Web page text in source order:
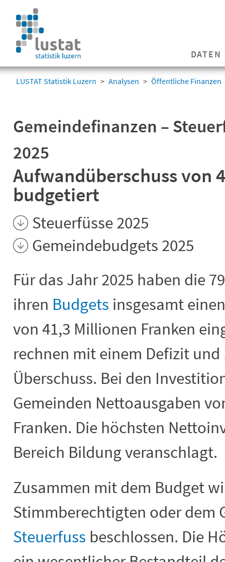
DATEN
LUSTAT Statistik Luzern Analysen Öffentliche Finanzen
Gemeindefinanzen –
2025
Aufwandüberschuss von
budgetiert
Steuerfüsse 2025
Gemeindebudgets 2025
Für das Jahr 2025 haben die
ihren Budgets insgesamt
von 41,3 Millionen Franken
rechnen mit einem Defizit
Überschuss. Bei den
Gemeinden Nettoausgaben
Franken. Die höchsten
Bereich Bildung veranschlagt.
Zusammen mit dem Budget
Stimmberechtigten oder dem
Steuerfuss beschlossen. Die